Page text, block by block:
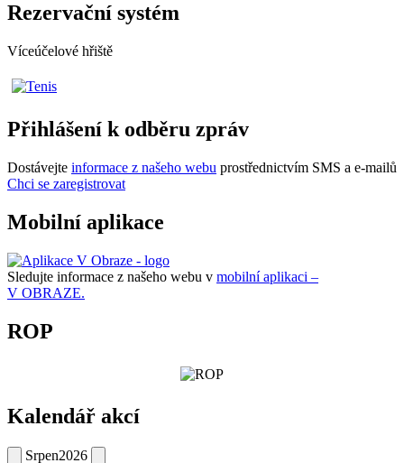
Rezervační systém
Víceúčelové hřiště
Přihlášení k odběru zpráv
Dostávejte informace z našeho webu prostřednictvím SMS a e-mailů
Chci se zaregistrovat
Mobilní aplikace
Sledujte informace z našeho webu v mobilní aplikaci –
V OBRAZE.
ROP
Kalendář akcí
Srpen2026